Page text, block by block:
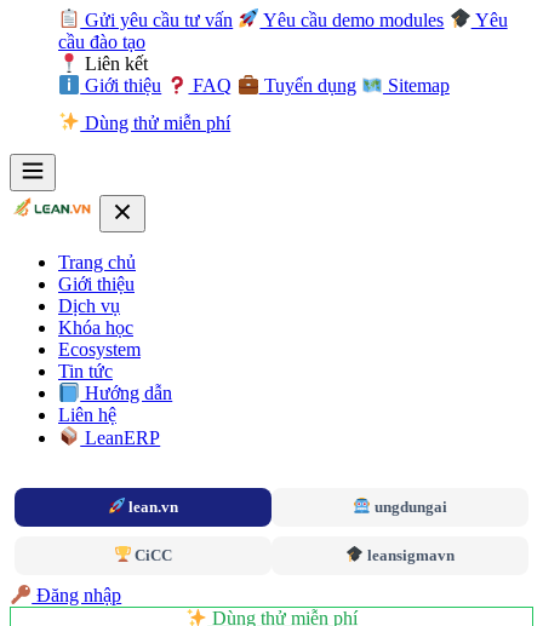
Gửi yêu cầu tư vấn
Yêu cầu demo modules
Yêu
cầu đào tạo
Liên kết
Giới thiệu
FAQ Tuyển dụng
Sitemap
Dùng thử miễn phí
Trang chủ
Giới thiệu
Dịch vụ
Khóa học
Ecosystem
Tin tức
Hướng dẫn
Liên hệ
LeanERP
lean.vn ungdungai
CiCC leansigmavn
Đăng nhập
Dùng thử miễn phí